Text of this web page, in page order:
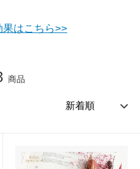
果はこちら>>
商品